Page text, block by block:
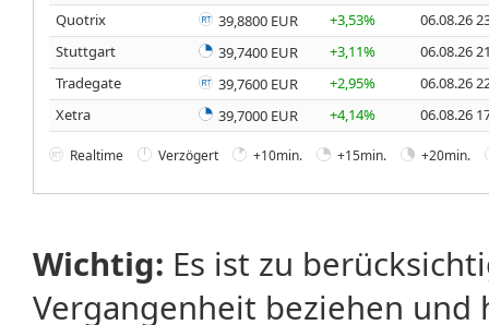
Quotrix
39,8800 EUR +3,53%
06.08.26
Stuttgart
39,7400 EUR +3,11%
06.08.26
Tradegate
39,7600 EUR +2,95%
06.08.26
Xetra
39,7000 EUR +4,14% 06.08.26
Realtime Verzögert +10min. +15min. +20min.
Wichtig: Es ist zu
Vergangenheit beziehen